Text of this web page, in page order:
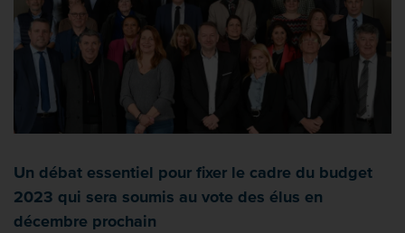
Un débat essentiel pour fixer le cadre du budget
2023 qui sera soumis au vote des élus en
décembre prochain